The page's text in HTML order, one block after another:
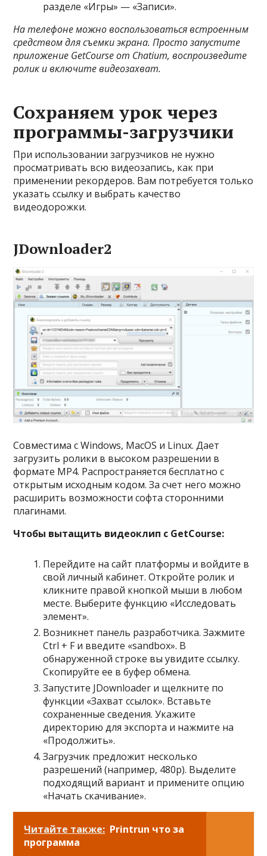
разделе «Игры» — «Записи».
На телефоне можно воспользоваться встроенным
средством для съемки экрана. Просто запустите
приложение GetCourse от Chatium, воспроизведите
ролик и включите видеозахват.
Сохраняем урок через
программы-загрузчики
При использовании загрузчиков не нужно
просматривать всю видеозапись, как при
применении рекордеров. Вам потребуется только
указать ссылку и выбрать качество
видеодорожки.
JDownloader2
Совместима с Windows, MacOS и Linux. Дает
загрузить ролики в высоком разрешении в
формате MP4. Распространяется бесплатно с
открытым исходным кодом. За счет него можно
расширить возможности софта сторонними
плагинами.
Чтобы вытащить видеоклип с GetCourse:
Перейдите на сайт платформы и войдите в
свой личный кабинет. Откройте ролик и
кликните правой кнопкой мыши в любом
месте. Выберите функцию «Исследовать
элемент».
Возникнет панель разработчика. Зажмите
Ctrl + F и введите «sandbox». В
обнаруженной строке вы увидите ссылку.
Скопируйте ее в буфер обмена.
Запустите JDownloader и щелкните по
функции «Захват ссылок». Вставьте
сохраненные сведения. Укажите
директорию для экспорта и нажмите на
«Продолжить».
Загрузчик предложит несколько
разрешений (например, 480р). Выделите
подходящий вариант и примените опцию
«Начать скачивание».
Читайте также: Printrun что за
программа